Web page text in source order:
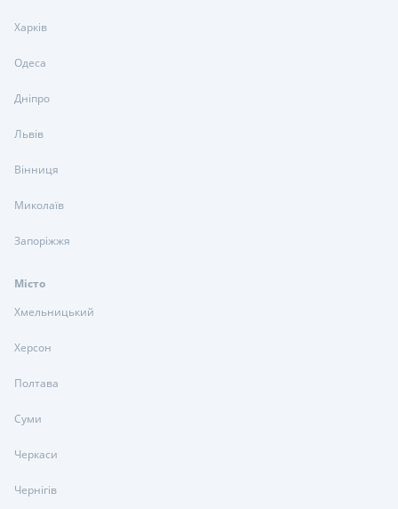
Харків
Одеса
Дніпро
Львів
Вінниця
Миколаїв
Запоріжжя
Місто
Хмельницький
Херсон
Полтава
Суми
Черкаси
Чернігів